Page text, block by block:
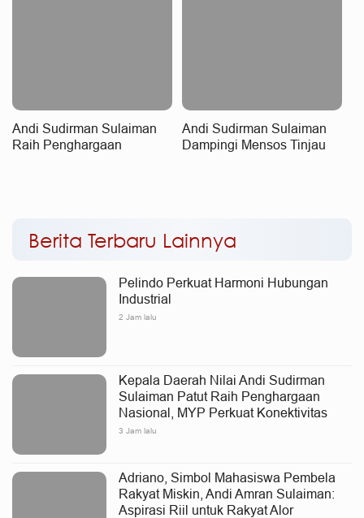
Andi Sudirman Sulaiman
Raih Penghargaan
Andi Sudirman Sulaiman
Dampingi Mensos Tinjau
Berita Terbaru Lainnya
Pelindo Perkuat Harmoni Hubungan
Industrial
2 Jam lalu
Kepala Daerah Nilai Andi Sudirman
Sulaiman Patut Raih Penghargaan
Nasional, MYP Perkuat Konektivitas
3 Jam lalu
Adriano, Simbol Mahasiswa Pembela
Rakyat Miskin, Andi Amran Sulaiman:
Aspirasi Riil untuk Rakyat Alor